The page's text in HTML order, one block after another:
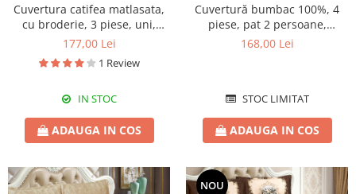
Cuvertura catifea matlasata,
cu broderie, 3 piese, uni,
220X240 cm CC81
177,00 Lei
1 Review
IN STOC
ADAUGA IN COS
Cuvertură bumbac 100%, 4
piese, pat 2 persoane,
230x240 cm, EY10
168,00 Lei
STOC LIMITAT
ADAUGA IN COS
NOU